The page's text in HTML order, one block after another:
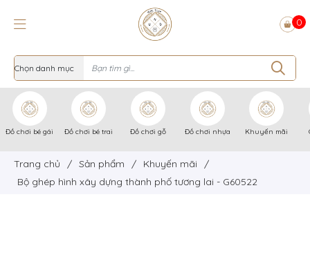
0
Đồ chơi bé gái Đồ chơi bé trai Đồ chơi gỗ Đồ chơi nhựa Khuyến mãi
Trang chủ / Sản phẩm / Khuyến mãi
/
Bộ ghép hình xây dựng thành phố tương lai - G60522